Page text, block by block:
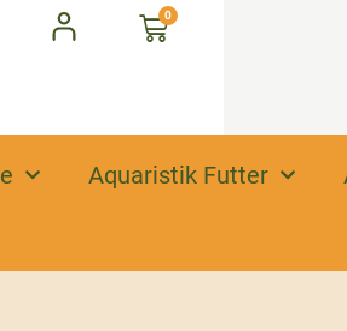
0
Aquaristik Futter